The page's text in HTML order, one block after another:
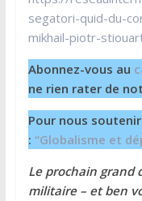
segatori-quid-du-
mikhail-piotr-
Abonnez-vous au
ne rien rater de
Pour nous
: “Globalisme et
Le prochain grand
militaire – et ben